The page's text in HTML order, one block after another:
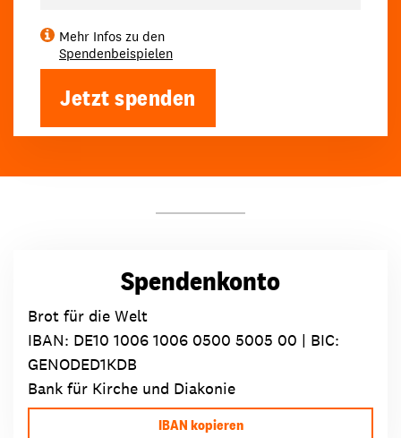
Mehr Infos zu den
Spendenbeispielen
Jetzt spenden
Spendenkonto
Brot für die Welt
IBAN: DE10 1006 1006 0500 5005 00 | BIC:
GENODED1KDB
Bank für Kirche und Diakonie
IBAN kopieren